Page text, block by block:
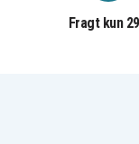
Fragt kun